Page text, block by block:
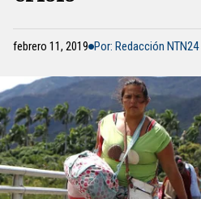
febrero 11, 2019 Por: Redacción NTN24